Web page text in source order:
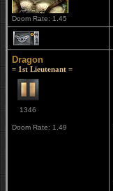
Doom Rate: 1.45
1
Dragon
= 1st Lieutenant =
1346
Doom Rate: 1.49